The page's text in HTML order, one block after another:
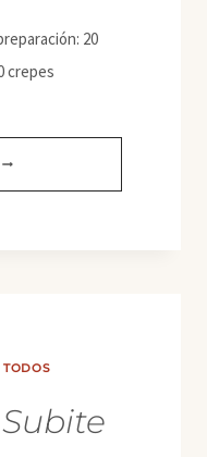
20
crepes
CREPES
TODOS